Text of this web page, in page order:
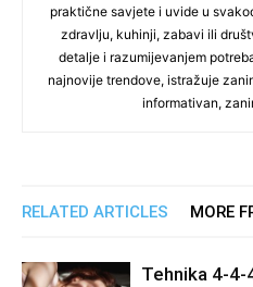
praktične savjete i uvide u
zdravlju, kuhinji, zabavi ili
detalje i razumijevanjem
najnovije trendove, istražuje
informativan,
RELATED ARTICLES MORE
Tehnika 4-